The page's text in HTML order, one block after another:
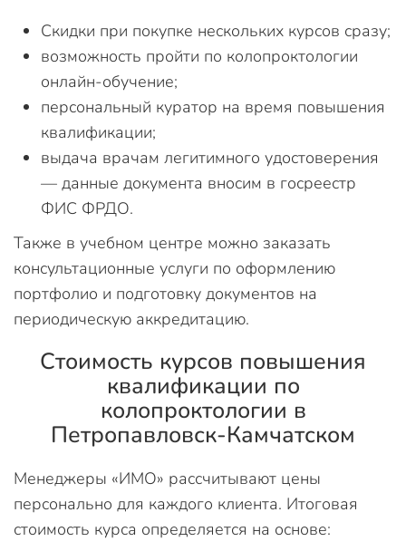
Скидки при покупке нескольких курсов сразу;
возможность пройти по колопроктологии
онлайн-обучение;
персональный куратор на время повышения
квалификации;
выдача врачам легитимного удостоверения
— данные документа вносим в госреестр
ФИС ФРДО.
Также в учебном центре можно заказать
консультационные услуги по оформлению
портфолио и подготовку документов на
периодическую аккредитацию.
Стоимость курсов повышения
квалификации по
колопроктологии в
Петропавловск-Камчатском
Менеджеры «ИМО» рассчитывают цены
персонально для каждого клиента. Итоговая
стоимость курса определяется на основе: